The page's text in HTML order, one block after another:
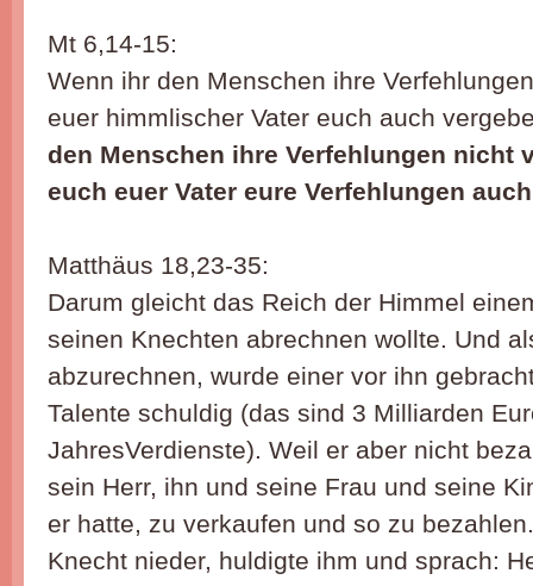
Mt 6,14-15:
Wenn ihr den Menschen ihre
euer himmlischer Vater euch auch
den Menschen ihre Verfehlungen nicht
euch euer Vater eure Verfehlungen
Matthäus 18,23-35:
Darum gleicht das Reich der Himmel
seinen Knechten abrechnen wollte. Und
abzurechnen, wurde einer vor ihn
Talente schuldig (das sind 3 Milliarden
JahresVerdienste). Weil er aber nicht
sein Herr, ihn und seine Frau und seine
er hatte, zu verkaufen und so zu
Knecht nieder, huldigte ihm und sprach: